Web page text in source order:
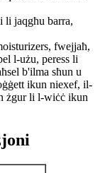
li jaqgħu barra,
fwejjaħ,
l-użu, peress li
b'ilma sħun u
ikun niexef, il-
żgur li l-wiċċ ikun